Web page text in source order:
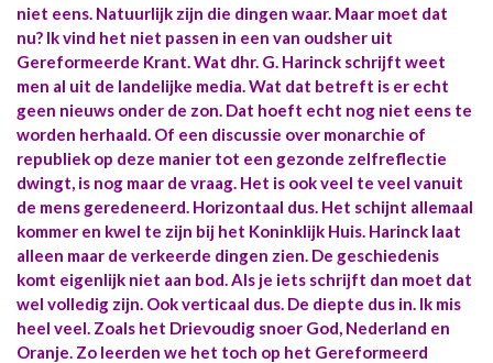
niet eens. Natuurlijk zijn die dingen waar. Maar moet dat
nu? Ik vind het niet passen in een van oudsher uit
Gereformeerde Krant. Wat dhr. G. Harinck schrijft weet
men al uit de landelijke media. Wat dat betreft is er echt
geen nieuws onder de zon. Dat hoeft echt nog niet eens te
worden herhaald. Of een discussie over monarchie of
republiek op deze manier tot een gezonde zelfreflectie
dwingt, is nog maar de vraag. Het is ook veel te veel vanuit
de mens geredeneerd. Horizontaal dus. Het schijnt allemaal
kommer en kwel te zijn bij het Koninklijk Huis. Harinck laat
alleen maar de verkeerde dingen zien. De geschiedenis
komt eigenlijk niet aan bod. Als je iets schrijft dan moet dat
wel volledig zijn. Ook verticaal dus. De diepte dus in. Ik mis
heel veel. Zoals het Drievoudig snoer God, Nederland en
Oranje. Zo leerden we het toch op het Gereformeerd